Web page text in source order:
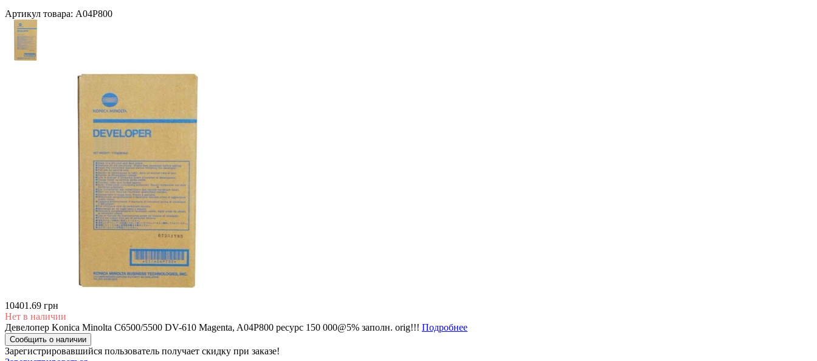
Артикул товара: A04P800
10401.69 грн
Нет в наличии
Девелопер Konica Minolta C6500/5500 DV-610 Magenta, A04P800 ресурс 150 000@5% заполн. orig!!! Подробнее
Сообщить о наличии
Зарегистрировавшийся пользователь получает скидку при заказе!